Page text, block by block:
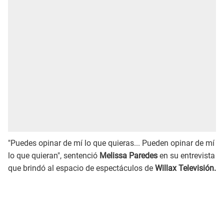
"Puedes opinar de mí lo que quieras... Pueden opinar de mí
lo que quieran", sentenció Melissa Paredes en su entrevista
que brindó al espacio de espectáculos de Willax Televisión.